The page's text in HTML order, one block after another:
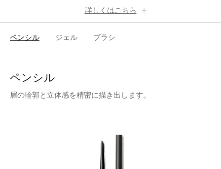
詳しくはこちら
ペンシル ジェル ブラシ
ペンシル
眉の輪郭と立体感を精密に描き出します。